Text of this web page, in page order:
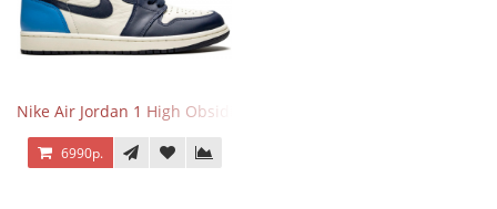
Nike Air Jordan 1 High Obsidian University Blue
6990р.